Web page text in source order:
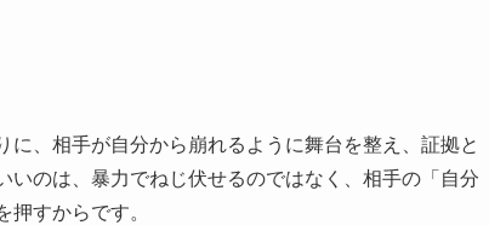
、相手が自分から崩れるように舞台を整え、証拠と
のは、暴力でねじ伏せるのではなく、相手の「自分
すからです。